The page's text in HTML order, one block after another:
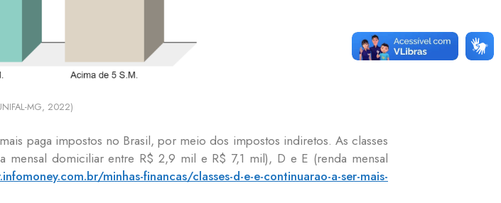
MG, 2022)
paga impostos no Brasil, por meio dos impostos indiretos. As classes
mensal domiciliar entre R$ 2,9 mil e R$ 7,1 mil), D e E (renda mensal
minhas-financas/classes-d-e-e-continuarao-a-ser-mais-